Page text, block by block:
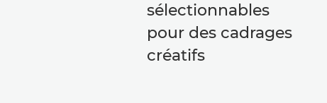
sélectionnables
pour des cadrages
créatifs